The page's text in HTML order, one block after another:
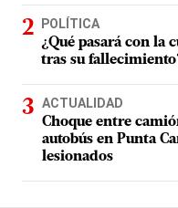
POLÍTICA
¿Qué pasará con la
tras su
ACTUALIDAD
Choque entre
autobús en Punta
lesionados